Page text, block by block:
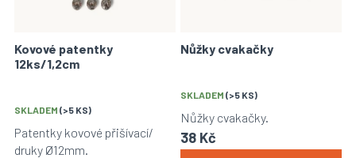
Kovové patentky
12ks/1,2cm
SKLADEM (>5 KS)
Patentky kovové přišívací/
druky Ø12mm.
Nůžky cvakačky
SKLADEM (>5 KS)
38 Kč
Nůžky cvakačky.